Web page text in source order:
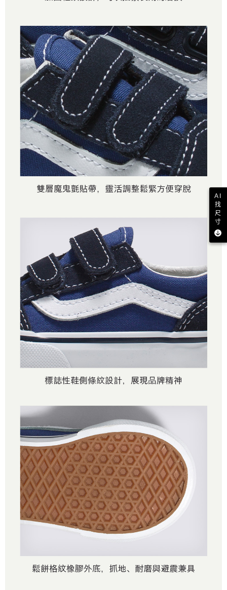
AI
找
尺
寸